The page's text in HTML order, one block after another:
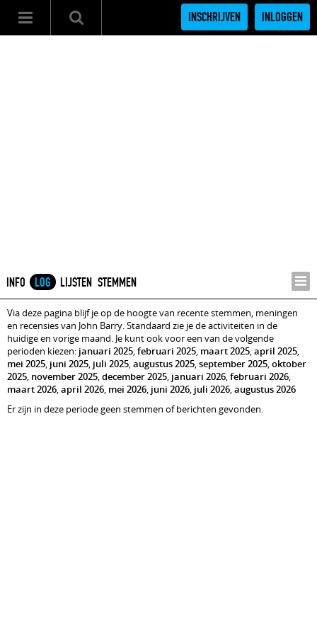
INSCHRIJVEN INLOGGEN
INFO LOG LIJSTEN STEMMEN
Via deze pagina blijf je op de hoogte van recente stemmen, meningen
en recensies van John Barry. Standaard zie je de activiteiten in de
huidige en vorige maand. Je kunt ook voor een van de volgende
perioden kiezen: januari 2025,februari 2025, maart 2025,april 2025,
mei 2025, juni 2025, juli 2025,augustus 2025,september 2025,oktober
2025, november 2025,december 2025, januari 2026,februari 2026,
maart 2026,april 2026, mei 2026, juni 2026, juli 2026,augustus 2026
Er zijn in deze periode geen stemmen of berichten gevonden.